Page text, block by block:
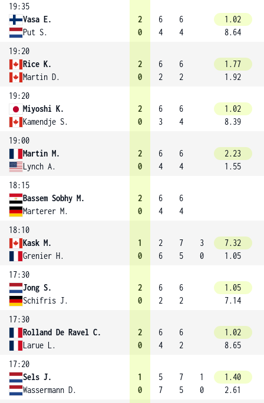
19:35
Vasa E.
Put S.
2
0
6
4
6
4
1.02
8.64
19:20
Rice K.
Martin D.
2
0
6
2
6
2
1.77
1.92
19:20
Miyoshi K.
Kamendje S.
2
0
6
3
6
4
1.02
8.39
19:00
Martin M.
Lynch A.
2
0
6
4
6
4
2.23
1.55
18:15
Bassem Sobhy M.
Marterer M.
2
0
6
4
6
4
18:10
Kask M.
Grenier H.
1
0
2
6
7
5
3
0
7.32
1.05
17:30
Jong S.
Schifris J.
2
0
6
2
6
2
1.05
7.14
17:30
Rolland De Ravel C.
Larue L.
2
0
6
4
6
2
1.02
8.65
17:20
Sels J.
Wassermann D.
1
0
5
7
7
5
1
0
1.40
2.61